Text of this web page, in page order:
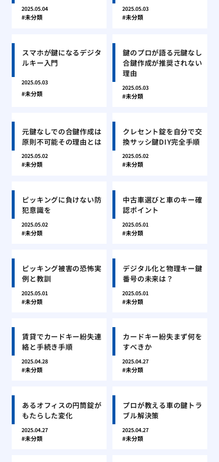
2025.05.04
未分類
2025.05.03
未分類
スマホが鍵になるデジタ
ルキー入門
2025.05.03
未分類
鍵のプロが語る元鍵なし
合鍵作成が推奨されない
理由
2025.05.03
未分類
元鍵なしでの合鍵作成は
原則不可能その理由とは
2025.05.02
未分類
クレセント錠を自分で交
換サッシ鍵DIY完全手順
2025.05.02
未分類
ピッキングに負けない防
犯意識を
2025.05.02
未分類
中古車選びと車のキー確
認ポイント
2025.05.01
未分類
ピッキング被害の恐怖実
例と教訓
2025.05.01
未分類
デジタル化と物理キー鍵
番号の未来は？
2025.05.01
未分類
賃貸でカードキー紛失連
絡と手続き手順
2025.04.28
未分類
カードキー紛失まず何を
すべきか
2025.04.27
未分類
あるオフィスの円筒錠が
もたらした変化
2025.04.27
未分類
プロが教える車の鍵トラ
ブル解決策
2025.04.27
未分類